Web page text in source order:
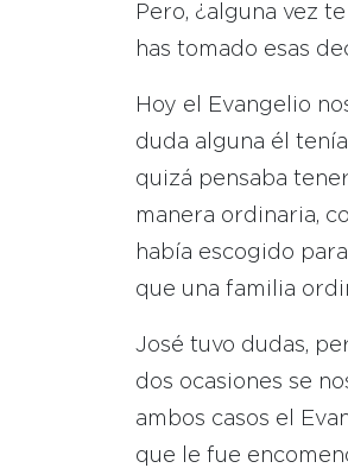
Pero, ¿alguna vez
has tomado esas
Hoy el Evangelio
duda alguna él
quizá pensaba
manera ordinaria,
había escogido
que una familia
José tuvo dudas,
dos ocasiones se
ambos casos el
que le fue